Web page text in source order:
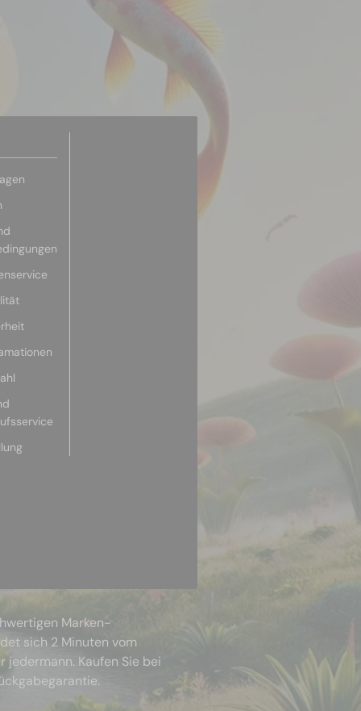
Marken-
sich 2 Minuten vom
Kaufen Sie bei